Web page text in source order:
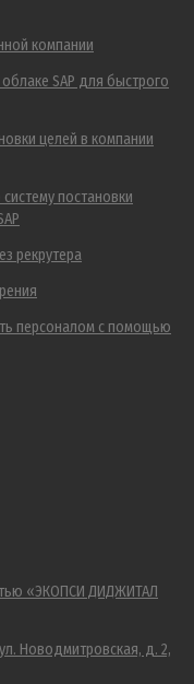
компании
SAP для быстрого
целей в компании
постановки
рекрутера
персоналом с помощью
«ЭКОПСИ ДИДЖИТАЛ
Новодмитровская, д. 2,